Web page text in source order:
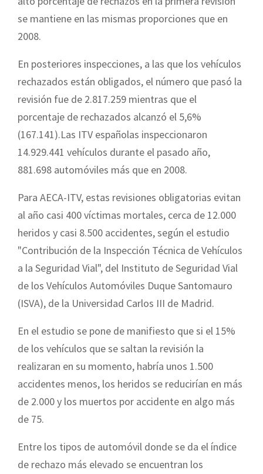
se mantiene en las mismas proporciones que en
2008.
En posteriores inspecciones, a las que los vehículos
rechazados están obligados, el número que pasó la
revisión fue de 2.817.259 mientras que el
porcentaje de rechazados alcanzó el 5,6%
(167.141).Las ITV españolas inspeccionaron
14.929.441 vehículos durante el pasado año,
881.698 automóviles más que en 2008.
Para AECA-ITV, estas revisiones obligatorias evitan
al año casi 400 víctimas mortales, cerca de 12.000
heridos y casi 8.500 accidentes, según el estudio
"Contribución de la Inspección Técnica de Vehículos
a la Seguridad Vial", del Instituto de Seguridad Vial
de los Vehículos Automóviles Duque Santomauro
(ISVA), de la Universidad Carlos III de Madrid.
En el estudio se pone de manifiesto que si el 15%
de los vehículos que se saltan la revisión la
realizaran en su momento, habría unos 1.500
accidentes menos, los heridos se reducirían en más
de 2.000 y los muertos por accidente en algo más
de 75.
Entre los tipos de automóvil donde se da el índice
de rechazo más elevado se encuentran los